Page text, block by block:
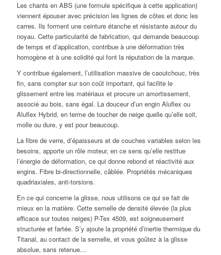
Les chants en ABS (une formule spécifique à cette application)
viennent épouser avec précision les lignes de côtes et donc les
carres. Ils forment une ceinture étanche et résistante autour du
noyau. Cette particularité de fabrication, qui demande beaucoup
de temps et d’application, contribue à une déformation très
homogène et à une solidité qui font la réputation de la marque.
Y contribue également, l’utilisation massive de caoutchouc, très
fin, sans compter sur son coût important, qui facilite le
glissement entre les matériaux et procure un amortissement,
associé au bois, sans égal. La douceur d’un engin Aluflex ou
Aluflex Hybrid, en terme de toucher de neige quelle qu’elle soit,
molle ou dure, y est pour beaucoup.
La fibre de verre, d’épaisseurs et de couches variables selon les
besoins, apporte un rôle moteur, en ce sens qu’elle restitue
l’énergie de déformation, ce qui donne rebond et réactivité aux
engins. Fibre bi-directionnelle, câblée. Propriétés mécaniques
quadriaxiales, anti-torsions.
En ce qui concerne la glisse, nous utilisons ce qui se fait de
mieux en la matière. Cette semelle de densité élevée (la plus
efficace sur toutes neiges) P-Tex 4509, est soigneusement
structurée et fartée. S’y ajoute la propriété d’inertie thermique du
Titanal, au contact de la semelle, et vous goûtez à la glisse
absolue, sans retenue…